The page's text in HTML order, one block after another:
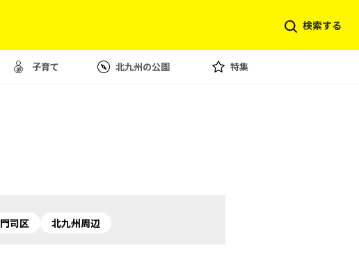
検索する
子育て 北九州の公園 特集
門司区 北九州周辺